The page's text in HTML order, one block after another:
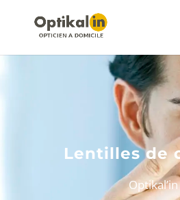
Lentilles de
Optikal’in